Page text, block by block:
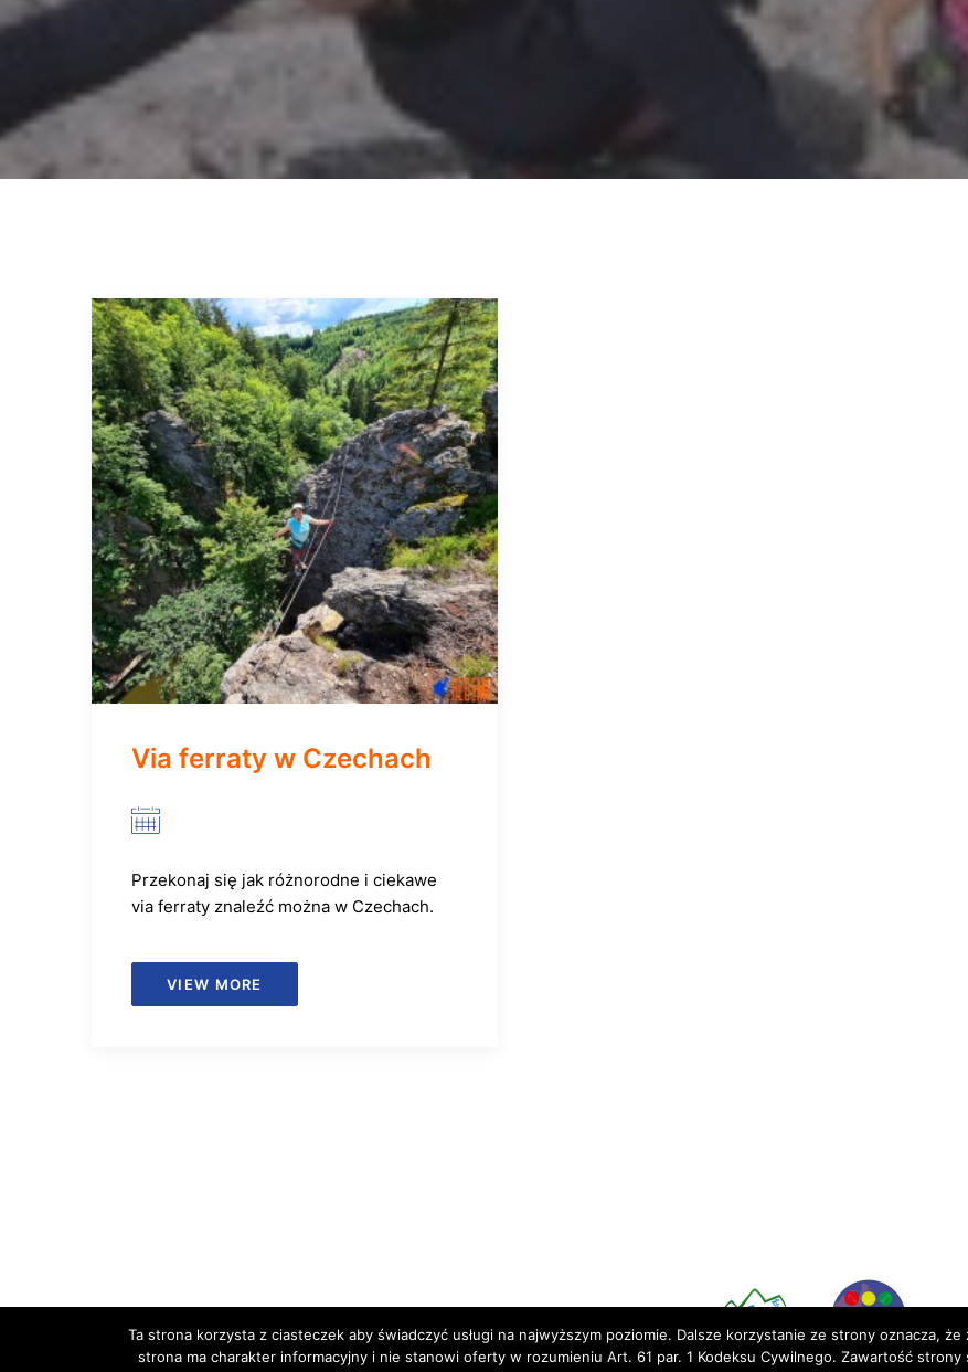
Via ferraty w Czechach
Przekonaj się jak różnorodne i ciekawe
via ferraty znaleźć można w Czechach.
VIEW MORE
Ta strona korzysta z ciasteczek aby świadczyć usługi na najwyższym poziomie. Dalsze korzystanie ze strony oznacza,
strona ma charakter informacyjny i nie stanowi oferty w rozumieniu Art. 61 par. 1 Kodeksu Cywilnego. Zawartość